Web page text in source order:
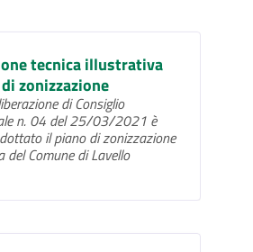
tecnica illustrativa
zonizzazione
di Consiglio
n. 04 del 25/03/2021 è
il piano di zonizzazione
del Comune di Lavello